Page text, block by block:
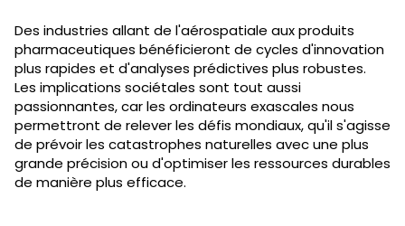
Des industries allant de l'aérospatiale aux produits
pharmaceutiques bénéficieront de cycles d'innovation
plus rapides et d'analyses prédictives plus robustes.
Les implications sociétales sont tout aussi
passionnantes, car les ordinateurs exascales nous
permettront de relever les défis mondiaux, qu'il s'agisse
de prévoir les catastrophes naturelles avec une plus
grande précision ou d'optimiser les ressources durables
de manière plus efficace.